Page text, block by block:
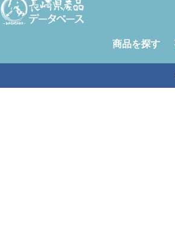
商品を探す